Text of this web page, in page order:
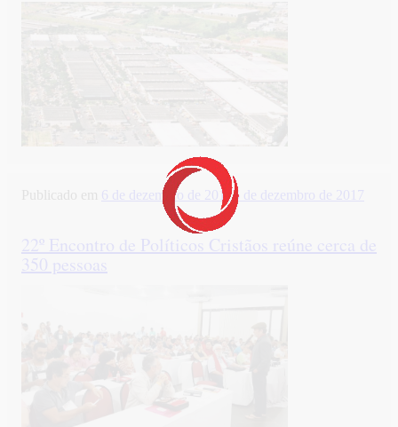
Publicado em 6 de dezembro de 20176 de dezembro de 2017
22º Encontro de Políticos Cristãos reúne cerca de
350 pessoas